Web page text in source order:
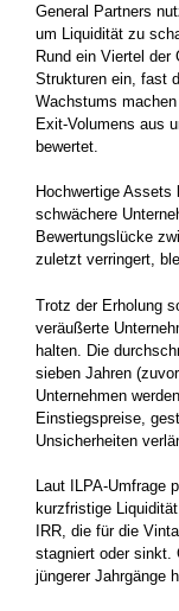
General Partners
um Liquidität zu
Rund ein Viertel
Strukturen ein, fast
Wachstums
Exit-Volumens aus
bewertet.
Hochwertige
schwächere
Bewertungslücke
zuletzt verringert,
Trotz der Erholung
veräußerte
halten. Die
sieben Jahren
Unternehmen
Einstiegspreise,
Unsicherheiten
Laut ILPA-Umfrage
kurzfristige
IRR, die für die
stagniert oder sinkt.
jüngerer Jahrgänge